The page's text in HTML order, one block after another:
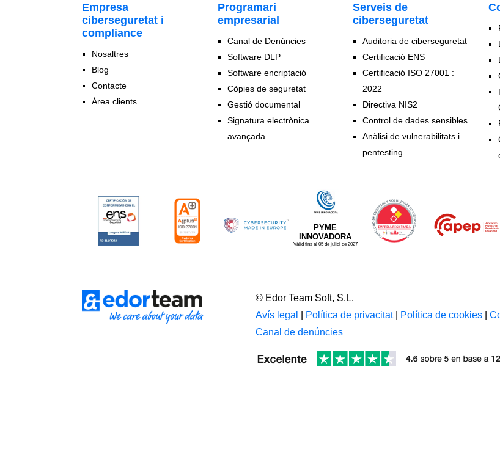
Empresa
ciberseguretat i
compliance
Nosaltres
Blog
Contacte
Àrea clients
Programari
empresarial
Canal de Denúncies
Software DLP
Software encriptació
Còpies de seguretat
Gestió documental
Signatura electrònica
avançada
Serveis de
ciberseguretat
Auditoria de ciberseguretat
Certificació ENS
Certificació ISO 27001 :
2022
Directiva NIS2
Control de dades sensibles
Anàlisi de vulnerabilitats i
pentesting
PYME
INNOVADORA
Vàlid fins al 05 de juliol de 2027
© Edor Team Soft, S.L.
Avís legal
Política de privacitat| Política de cookies|
Canal de denúncies